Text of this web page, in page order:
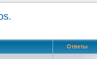
Ответы